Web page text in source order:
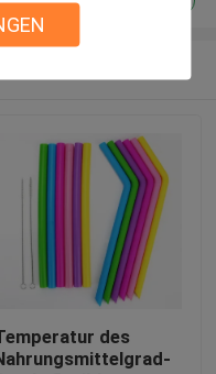
des